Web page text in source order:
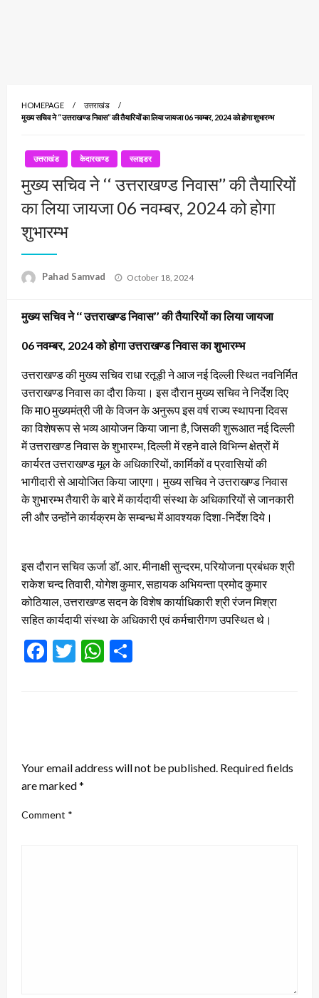
HOMEPAGE
उत्तराखंड
मुख्य सचिव ने ‘‘ उत्तराखण्ड निवास’’ की तैयारियों का लिया जायजा 06 नवम्बर, 2024 को होगा शुभारम्भ
उत्तराखंड केदारखण्ड स्लाइडर
मुख्य सचिव ने ‘‘ उत्तराखण्ड निवास’’ की तैयारियों
का लिया जायजा 06 नवम्बर, 2024 को होगा
शुभारम्भ
Pahad Samvad
Posted
October 18, 2024
मुख्य सचिव ने ‘‘ उत्तराखण्ड निवास’’ की तैयारियों का लिया जायजा
06 नवम्बर, 2024 को होगा उत्तराखण्ड निवास का शुभारम्भ
उत्तराखण्ड की मुख्य सचिव राधा रतूड़ी ने आज नई दिल्ली स्थित नवनिर्मित
उत्तराखण्ड निवास का दौरा किया। इस दौरान मुख्य सचिव ने निर्देश दिए
कि मा0 मुख्यमंत्री जी के विजन के अनुरूप इस वर्ष राज्य स्थापना दिवस
का विशेषरूप से भव्य आयोजन किया जाना है, जिसकी शुरूआत नई दिल्ली
में उत्तराखण्ड निवास के शुभारम्भ, दिल्ली में रहने वाले विभिन्न क्षेत्रों में
कार्यरत उत्तराखण्ड मूल के अधिकारियों, कार्मिकों व प्रवासियों की
भागीदारी से आयोजित किया जाएगा। मुख्य सचिव ने उत्तराखण्ड निवास
के शुभारम्भ तैयारी के बारे में कार्यदायी संस्था के अधिकारियों से जानकारी
ली और उन्होंने कार्यक्रम के सम्बन्ध में आवश्यक दिशा-निर्देश दिये।
इस दौरान सचिव ऊर्जा डॉ. आर. मीनाक्षी सुन्दरम, परियोजना प्रबंधक श्री
राकेश चन्द तिवारी, योगेश कुमार, सहायक अभियन्ता प्रमोद कुमार
कोठियाल, उत्तराखण्ड सदन के विशेष कार्याधिकारी श्री रंजन मिश्रा
सहित कार्यदायी संस्था के अधिकारी एवं कर्मचारीगण उपस्थित थे।
Facebook
TwitterWhatsApp
Your email address will not be published. Required fields
are marked*
Comment *